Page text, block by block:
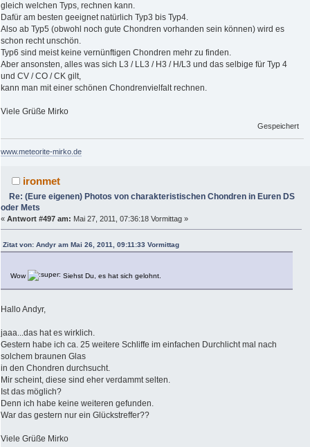
gleich welchen Typs, rechnen kann.
Dafür am besten geeignet natürlich Typ3 bis Typ4.
Also ab Typ5 (obwohl noch gute Chondren vorhanden sein können) wird es
schon recht unschön.
Typ6 sind meist keine vernünftigen Chondren mehr zu finden.
Aber ansonsten, alles was sich L3 / LL3 / H3 / H/L3 und das selbige für Typ 4
und CV / CO / CK gilt,
kann man mit einer schönen Chondrenvielfalt rechnen.
Viele Grüße Mirko
Gespeichert
www.meteorite-mirko.de
ironmet
Re: (Eure eigenen) Photos von charakteristischen Chondren in Euren DS
oder Mets
« Antwort #497 am: Mai 27, 2011, 07:36:18 Vormittag »
Zitat von: Andyr am Mai 26, 2011, 09:11:33 Vormittag
Wow Siehst Du, es hat sich gelohnt.
Hallo Andyr,
jaaa...das hat es wirklich.
Gestern habe ich ca. 25 weitere Schliffe im einfachen Durchlicht mal nach
solchem braunen Glas
in den Chondren durchsucht.
Mir scheint, diese sind eher verdammt selten.
Ist das möglich?
Denn ich habe keine weiteren gefunden.
War das gestern nur ein Glückstreffer??
Viele Grüße Mirko